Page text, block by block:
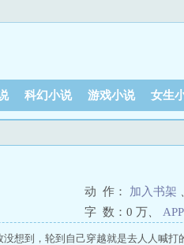
科幻小说 游戏小说 女生
动 作： 加入书架
字 数： 0 万
没想到，轮到自己穿越就是去人人